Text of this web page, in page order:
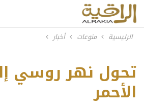
الرئيسية منوعات أخبار
تحول نهر روسي
الأحمر